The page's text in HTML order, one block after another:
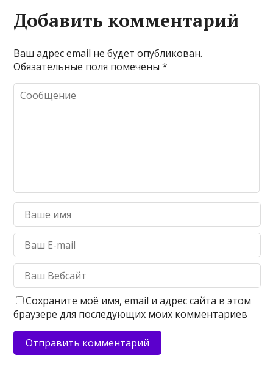
Добавить комментарий
Ваш адрес email не будет опубликован.
Обязательные поля помечены*
Сохраните моё имя, email и адрес сайта в этом
браузере для последующих моих комментариев